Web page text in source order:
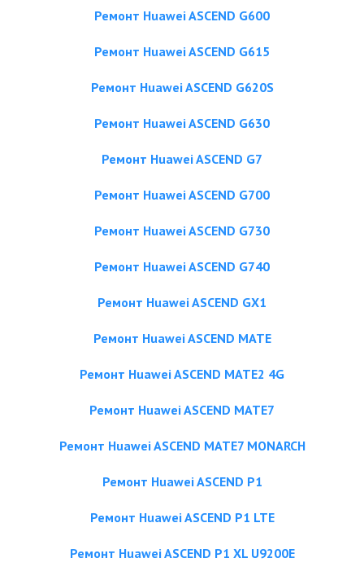
Ремонт Huawei ASCEND G600
Ремонт Huawei ASCEND G615
Ремонт Huawei ASCEND G620S
Ремонт Huawei ASCEND G630
Ремонт Huawei ASCEND G7
Ремонт Huawei ASCEND G700
Ремонт Huawei ASCEND G730
Ремонт Huawei ASCEND G740
Ремонт Huawei ASCEND GX1
Ремонт Huawei ASCEND MATE
Ремонт Huawei ASCEND MATE2 4G
Ремонт Huawei ASCEND MATE7
Ремонт Huawei ASCEND MATE7 MONARCH
Ремонт Huawei ASCEND P1
Ремонт Huawei ASCEND P1 LTE
Ремонт Huawei ASCEND P1 XL U9200E